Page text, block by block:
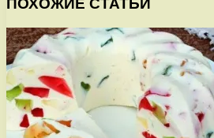
ПОХОЖИЕ СТАТЬИ